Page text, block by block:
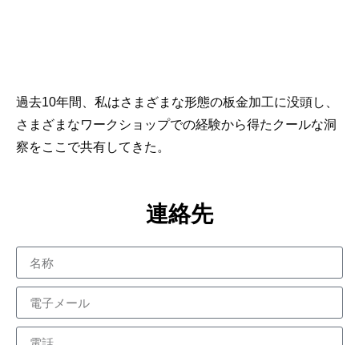
過去10年間、私はさまざまな形態の板金加工に没頭し、
さまざまなワークショップでの経験から得たクールな洞
察をここで共有してきた。
連絡先